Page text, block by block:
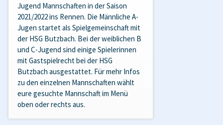
Jugend Mannschaften in der Saison
2021/2022 ins Rennen. Die Männliche A-
Jugen startet als Spielgemeinschaft mit
der HSG Butzbach. Bei der weiblichen B
und C-Jugend sind einige Spielerinnen
mit Gastspielrecht bei der HSG
Butzbach ausgestattet. Für mehr Infos
zu den einzelnen Mannschaften wählt
eure gesuchte Mannschaft im Menü
oben oder rechts aus.